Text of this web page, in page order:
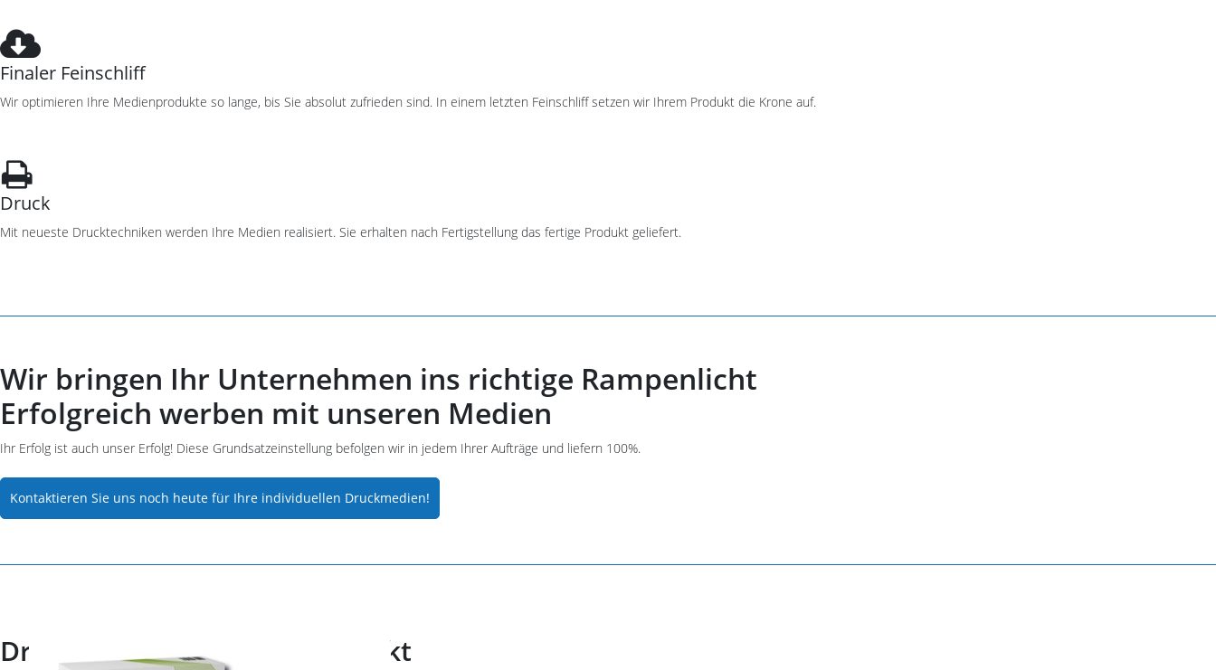
Finaler Feinschliff
Wir optimieren Ihre Medienprodukte so lange, bis Sie absolut zufrieden sind. In einem letzten Feinschliff setzen wir Ihrem Produkt die Krone auf.
Druck
Mit neueste Drucktechniken werden Ihre Medien realisiert. Sie erhalten nach Fertigstellung das fertige Produkt geliefert.
Wir bringen Ihr Unternehmen ins richtige Rampenlicht
Erfolgreich werben mit unseren Medien
Ihr Erfolg ist auch unser Erfolg! Diese Grundsatzeinstellung befolgen wir in jedem Ihrer Aufträge und liefern 100%.
Kontaktieren Sie uns noch heute für Ihre individuellen Druckmedien!
Druckergebnisse von Medialekt